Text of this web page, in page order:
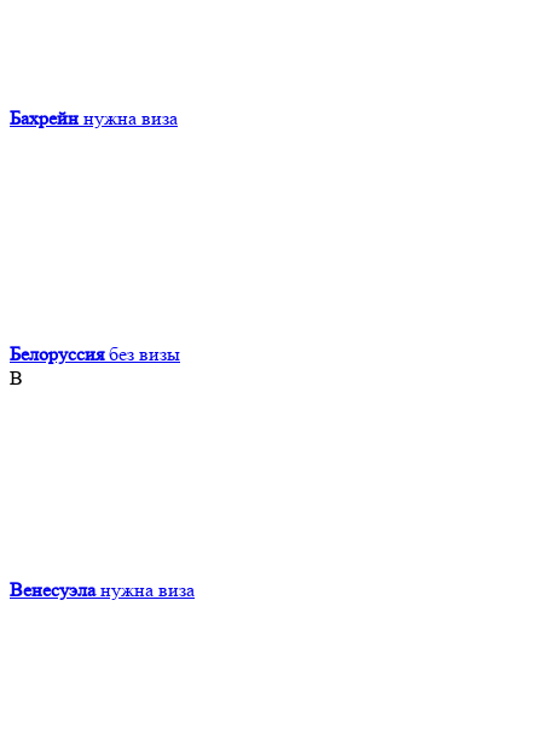
Бахрейн нужна виза
Белоруссия без визы
В
Венесуэла нужна виза